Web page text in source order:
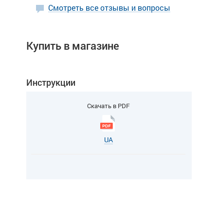
Смотреть все отзывы и вопросы
Купить в магазине
Инструкции
Скачать в PDF
UA